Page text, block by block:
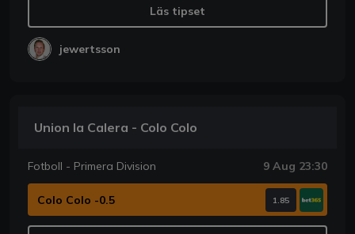
Läs tipset
jewertsson
Union la Calera - Colo Colo
Fotboll - Primera Division 9 Aug 23:30
Colo Colo -0.5 1.85